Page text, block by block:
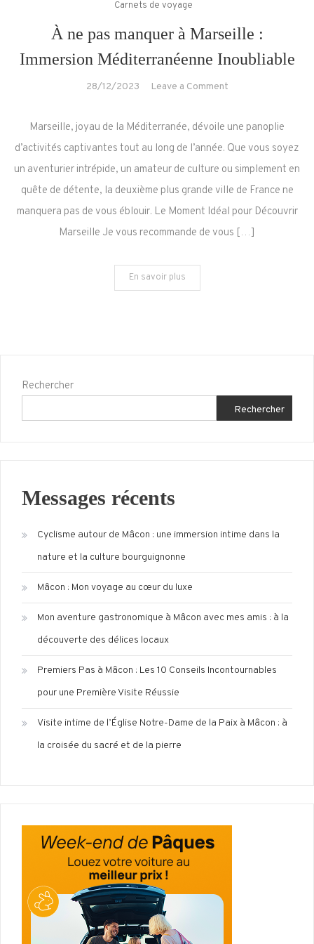
Carnets de voyage
À ne pas manquer à Marseille :
Immersion Méditerranéenne Inoubliable
28/12/2023 Leave a Commenton
manquer
à
Marseille
:
Immersion
Marseille, joyau de la Méditerranée, dévoile une panoplie
d’activités captivantes tout au long de l’année. Que vous soyez
un aventurier intrépide, un amateur de culture ou simplement en
quête de détente, la deuxième plus grande ville de France ne
manquera pas de vous éblouir. Le Moment Idéal pour Découvrir
Marseille Je vous recommande de vous […]
En savoir plus
Rechercher
Rechercher
Messages récents
Cyclisme autour de Mâcon : une immersion intime dans la
nature et la culture bourguignonne
Mâcon : Mon voyage au cœur du luxe
Mon aventure gastronomique à Mâcon avec mes amis : à la
découverte des délices locaux
Premiers Pas à Mâcon : Les 10 Conseils Incontournables
pour une Première Visite Réussie
Visite intime de l’Église Notre-Dame de la Paix à Mâcon : à
la croisée du sacré et de la pierre